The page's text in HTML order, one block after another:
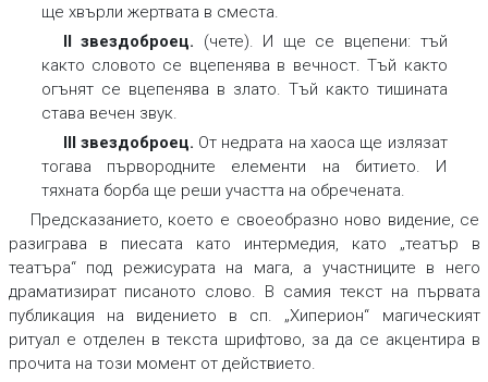
ще хвърли жертвата в сместа.
II звездоброец. (чете). И ще се вцепени: тъй
както словото се вцепенява в вечност. Тъй както
огънят се вцепенява в злато. Тъй както тишината
става вечен звук.
III звездоброец. От недрата на хаоса ще излязат
тогава първородните елементи на битието. И
тяхната борба ще реши участта на обречената.
Предсказанието, което е своеобразно ново видение, се
разиграва в пиесата като интермедия, като „театър в
театъра“ под режисурата на мага, а участниците в него
драматизират писаното слово. В самия текст на първата
публикация на видението в сп. „Хиперион“ магическият
ритуал е отделен в текста шрифтово, за да се акцентира в
прочита на този момент от действието.